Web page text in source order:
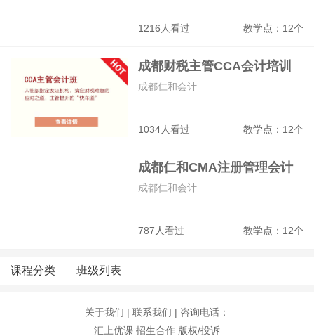
1216人看过 教学点：12个
成都财税主管CCA会计培训
班
1034人看过 教学点：12个
成都仁和会计
成都仁和CMA注册管理会计
师培训班
787人看过 教学点：12个
成都仁和会计
课程分类 班级列表
关于我们 | 联系我们 | 咨询电话：
汇上优课 招生合作 版权/投诉